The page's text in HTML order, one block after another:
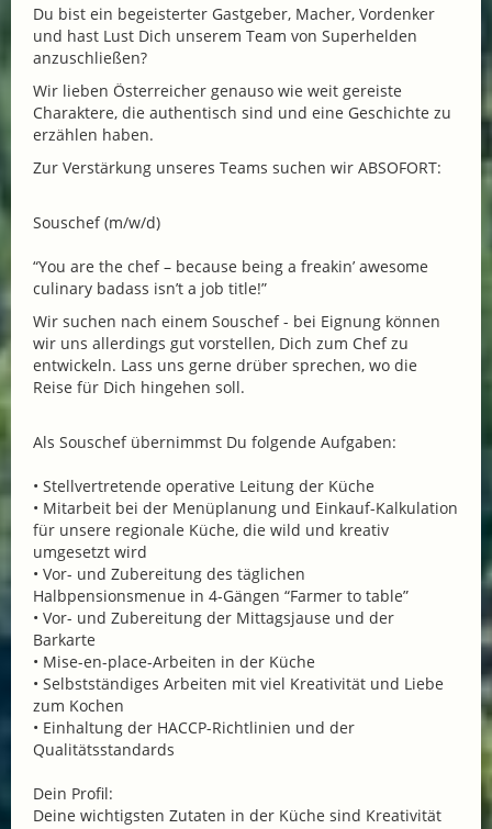
Du bist ein begeisterter Gastgeber, Macher, Vordenker
und hast Lust Dich unserem Team von Superhelden
anzuschließen?
Wir lieben Österreicher genauso wie weit gereiste
Charaktere, die authentisch sind und eine Geschichte zu
erzählen haben.
Zur Verstärkung unseres Teams suchen wir ABSOFORT:
Souschef (m/w/d)
“You are the chef – because being a freakin’ awesome
culinary badass isn’t a job title!”
Wir suchen nach einem Souschef - bei Eignung können
wir uns allerdings gut vorstellen, Dich zum Chef zu
entwickeln. Lass uns gerne drüber sprechen, wo die
Reise für Dich hingehen soll.
Als Souschef übernimmst Du folgende Aufgaben:
• Stellvertretende operative Leitung der Küche
• Mitarbeit bei der Menüplanung und Einkauf-Kalkulation
für unsere regionale Küche, die wild und kreativ
umgesetzt wird
• Vor- und Zubereitung des täglichen
Halbpensionsmenue in 4-Gängen “Farmer to table”
• Vor- und Zubereitung der Mittagsjause und der
Barkarte
• Mise-en-place-Arbeiten in der Küche
• Selbstständiges Arbeiten mit viel Kreativität und Liebe
zum Kochen
• Einhaltung der HACCP-Richtlinien und der
Qualitätsstandards
Dein Profil:
Deine wichtigsten Zutaten in der Küche sind Kreativität